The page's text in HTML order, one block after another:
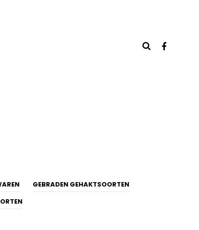
GEBRADEN GEHAKTSOORTEN